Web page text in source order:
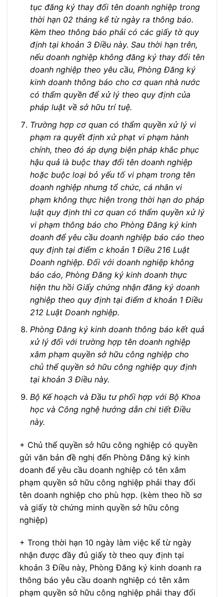
tục đăng ký thay đổi tên doanh nghiệp trong
thời hạn 02 tháng kể từ ngày ra thông báo.
Kèm theo thông báo phải có các giấy tờ quy
định tại khoản 3 Điều này. Sau thời hạn trên,
nếu doanh nghiệp không đăng ký thay đổi tên
doanh nghiệp theo yêu cầu, Phòng Đăng ký
kinh doanh thông báo cho cơ quan nhà nước
có thẩm quyền để xử lý theo quy định của
pháp luật về sở hữu trí tuệ.
Trường hợp cơ quan có thẩm quyền xử lý vi
phạm ra quyết định xử phạt vi phạm hành
chính, theo đó áp dụng biện pháp khắc phục
hậu quả là buộc thay đổi tên doanh nghiệp
hoặc buộc loại bỏ yếu tố vi phạm trong tên
doanh nghiệp nhưng tổ chức, cá nhân vi
phạm không thực hiện trong thời hạn do pháp
luật quy định thì cơ quan có thẩm quyền xử lý
vi phạm thông báo cho Phòng Đăng ký kinh
doanh để yêu cầu doanh nghiệp báo cáo theo
quy định tại điểm c khoản 1 Điều 216 Luật
Doanh nghiệp. Đối với doanh nghiệp không
báo cáo, Phòng Đăng ký kinh doanh thực
hiện thu hồi Giấy chứng nhận đăng ký doanh
nghiệp theo quy định tại điểm d khoản 1 Điều
212 Luật Doanh nghiệp.
Phòng Đăng ký kinh doanh thông báo kết quả
xử lý đối với trường hợp tên doanh nghiệp
xâm phạm quyền sở hữu công nghiệp cho
chủ thể quyền sở hữu công nghiệp quy định
tại khoản 3 Điều này.
Bộ Kế hoạch và Đầu tư phối hợp với Bộ Khoa
học và Công nghệ hướng dẫn chi tiết Điều
này.
+ Chủ thể quyền sở hữu công nghiệp có quyền
gửi văn bản đề nghị đến Phòng Đăng ký kinh
doanh để yêu cầu doanh nghiệp có tên xâm
phạm quyền sở hữu công nghiệp phải thay đổi
tên doanh nghiệp cho phù hợp. (kèm theo hồ sơ
và giấy tờ chứng minh quyền sở hữu công
nghiệp)
+ Trong thời hạn 10 ngày làm việc kể từ ngày
nhận được đầy đủ giấy tờ theo quy định tại
khoản 3 Điều này, Phòng Đăng ký kinh doanh ra
thông báo yêu cầu doanh nghiệp có tên xâm
phạm quyền sở hữu công nghiệp phải thay đổi